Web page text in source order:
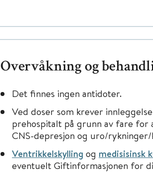
Overvåkning og
Det finnes ingen antidoter.
Ved doser som krever
prehospitalt på grunn av fare for
CNS-depresjon og uro/
Ventrikkelskylling og medisisinsk
eventuelt Giftinformasjonen for